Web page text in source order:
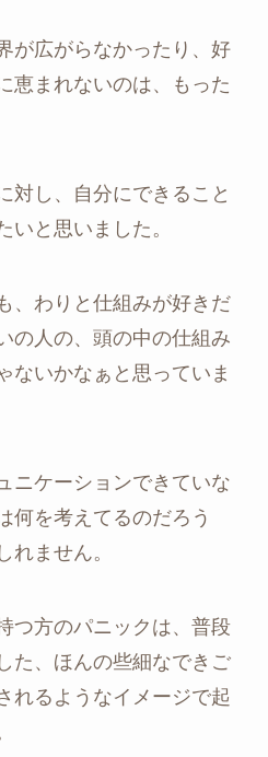
が広がらなかったり、好
恵まれないのは、もった
対し、自分にできること
いと思いました。
、わりと仕組みが好きだ
の人の、頭の中の仕組み
ないかなぁと思っていま
ニケーションできていな
何を考えてるのだろう
れません。
つ方のパニックは、普段
た、ほんの些細なできご
れるようなイメージで起